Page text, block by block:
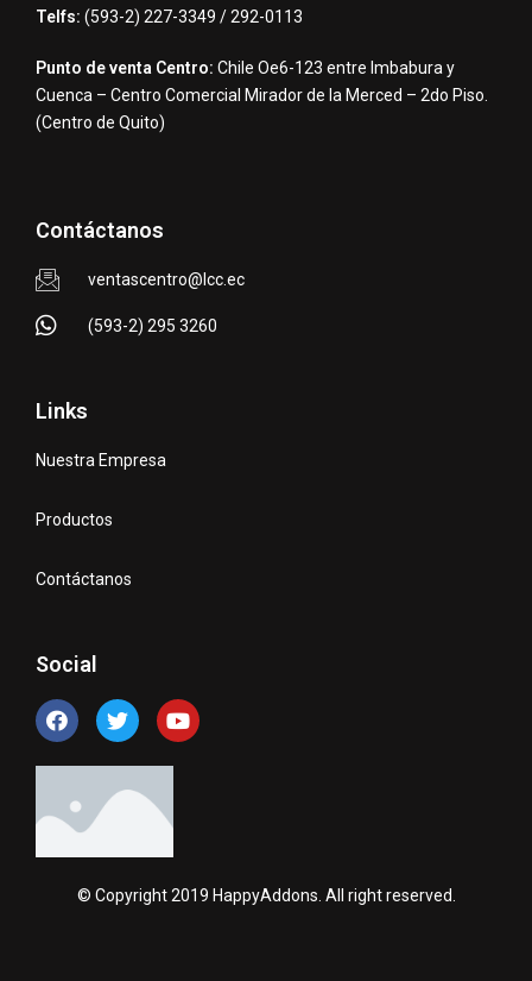
Telfs: (593-2) 227-3349 / 292-0113
Punto de venta Centro: Chile Oe6-123 entre Imbabura y
Cuenca – Centro Comercial Mirador de la Merced – 2do Piso.
(Centro de Quito)
Contáctanos
ventascentro@lcc.ec
(593-2) 295 3260
Links
Nuestra Empresa
Productos
Contáctanos
Social
© Copyright 2019 HappyAddons. All right reserved.